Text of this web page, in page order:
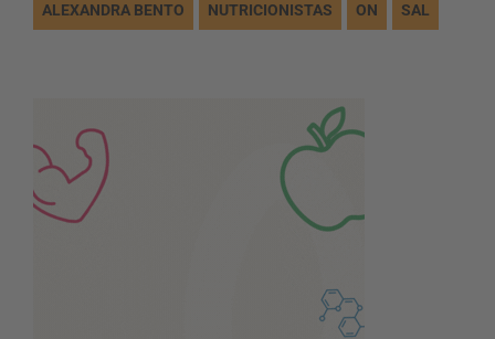
ALEXANDRA BENTO NUTRICIONISTAS ON SAL